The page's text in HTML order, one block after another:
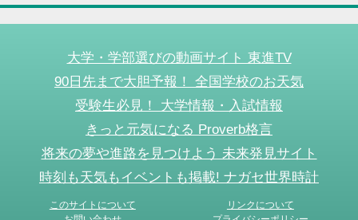
大学・学部選びの動画サイト 東進TV
90日先まで大胆予報！ 全国学校のお天気
受験生必見！ 大学情報・入試情報
きっと元気になる Proverb格言
将来の夢や進路を見つけよう 未来発見サイト
時刻も天気もイベントも掲載! ナガセ世界時計
このサイトについて
リンクについて